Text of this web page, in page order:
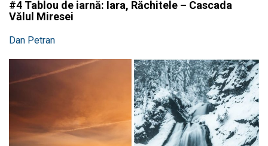
#4 Tablou de iarnă: Iara, Răchitele – Cascada
Vălul Miresei
Dan Petran